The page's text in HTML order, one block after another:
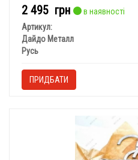
2 495 грн
в наявності
Артикул:
Дайдо Металл
Русь
ПРИДБАТИ